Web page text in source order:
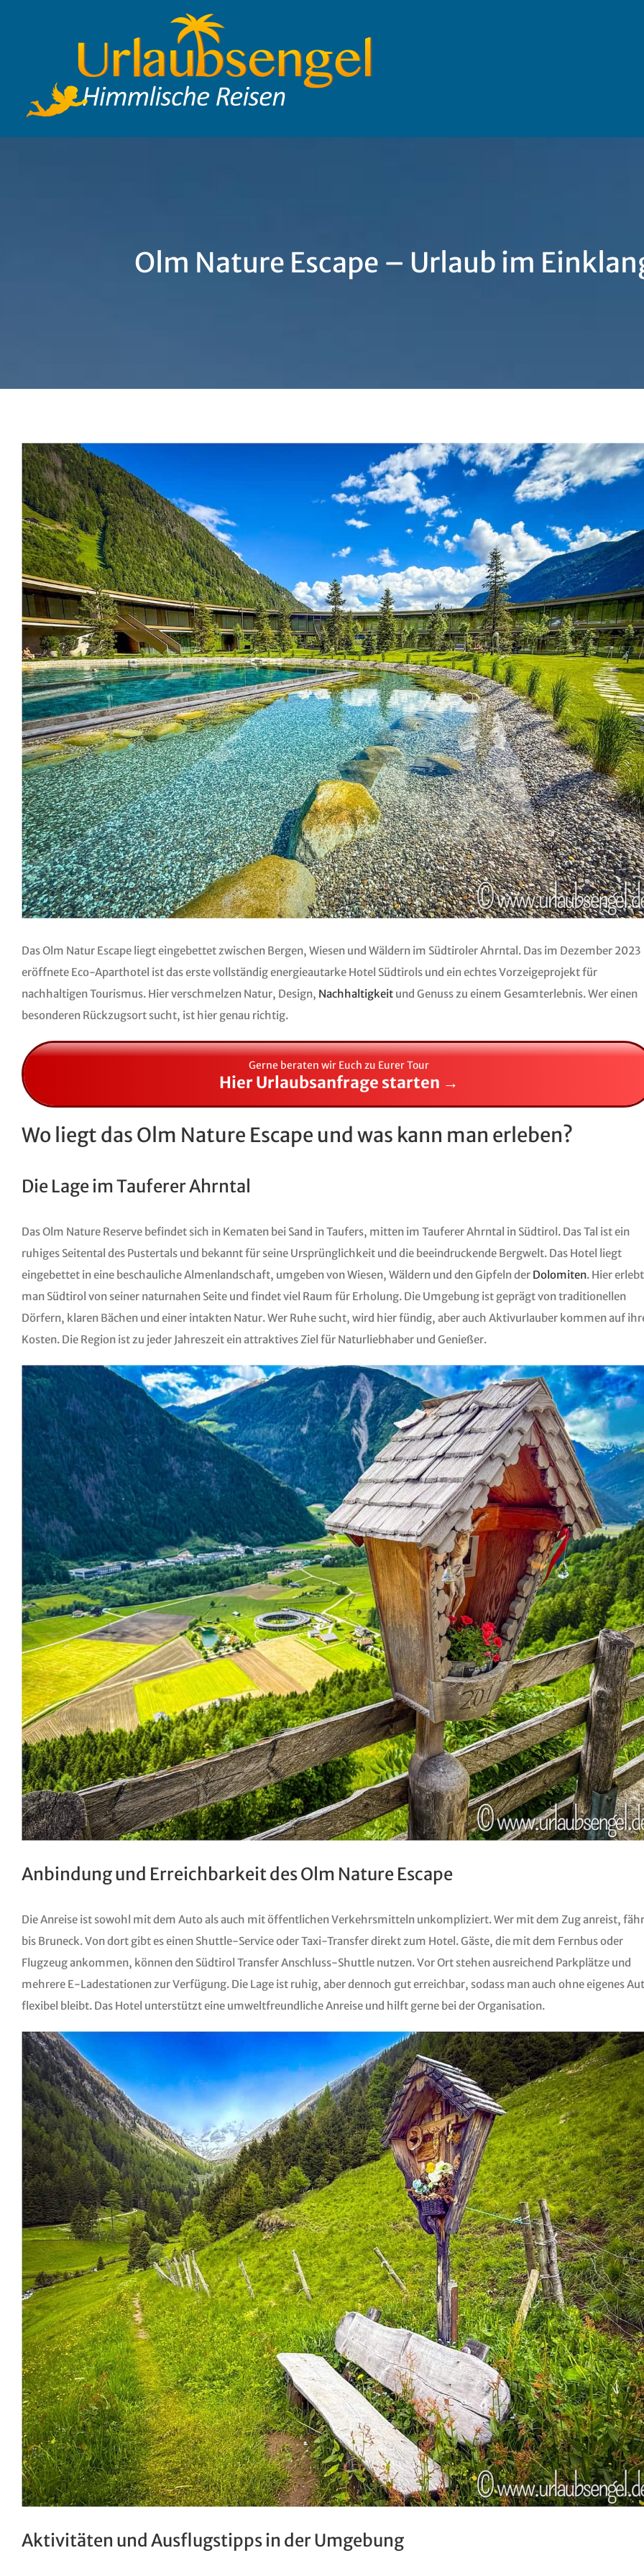
Olm Nature Escape – Urlaub im
Das Olm Natur Escape liegt eingebettet zwischen Bergen, Wiesen und Wäldern im Südtiroler Ahrntal. Das im Dezember 2023
eröffnete Eco-Aparthotel ist das erste vollständig energieautarke Hotel Südtirols und ein echtes Vorzeigeprojekt für
nachhaltigen Tourismus. Hier verschmelzen Natur, Design, Nachhaltigkeitund Genuss zu einem Gesamterlebnis. Wer einen
besonderen Rückzugsort sucht, ist hier genau richtig.
Gerne beraten wir Euch zu Eurer Tour
Hier Urlaubsanfrage starten →
Wo liegt das Olm Nature Escape und was kann man erleben?
Die Lage im Tauferer Ahrntal
Das Olm Nature Reserve befindet sich in Kematen bei Sand in Taufers, mitten im Tauferer Ahrntal in Südtirol. Das Tal ist ein
ruhiges Seitental des Pustertals und bekannt für seine Ursprünglichkeit und die beeindruckende Bergwelt. Das Hotel liegt
eingebettet in eine beschauliche Almenlandschaft, umgeben von Wiesen, Wäldern und den Gipfeln der Dolomiten. Hier erlebt
man Südtirol von seiner naturnahen Seite und findet viel Raum für Erholung. Die Umgebung ist geprägt von traditionellen
Dörfern, klaren Bächen und einer intakten Natur. Wer Ruhe sucht, wird hier fündig, aber auch Aktivurlauber kommen auf
Kosten. Die Region ist zu jeder Jahreszeit ein attraktives Ziel für Naturliebhaber und Genießer.
Anbindung und Erreichbarkeit des Olm Nature Escape
Die Anreise ist sowohl mit dem Auto als auch mit öffentlichen Verkehrsmitteln unkompliziert. Wer mit dem Zug anreist,
bis Bruneck. Von dort gibt es einen Shuttle-Service oder Taxi-Transfer direkt zum Hotel. Gäste, die mit dem Fernbus oder
Flugzeug ankommen, können den Südtirol Transfer Anschluss-Shuttle nutzen. Vor Ort stehen ausreichend Parkplätze und
mehrere E-Ladestationen zur Verfügung. Die Lage ist ruhig, aber dennoch gut erreichbar, sodass man auch ohne eigenes
flexibel bleibt. Das Hotel unterstützt eine umweltfreundliche Anreise und hilft gerne bei der Organisation.
Aktivitäten und Ausflugstipps in der Umgebung